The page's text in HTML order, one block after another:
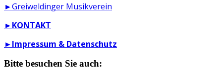
►Greiweldinger Musikverein
►KONTAKT
►Impressum & Datenschutz
Bitte besuchen Sie auch: